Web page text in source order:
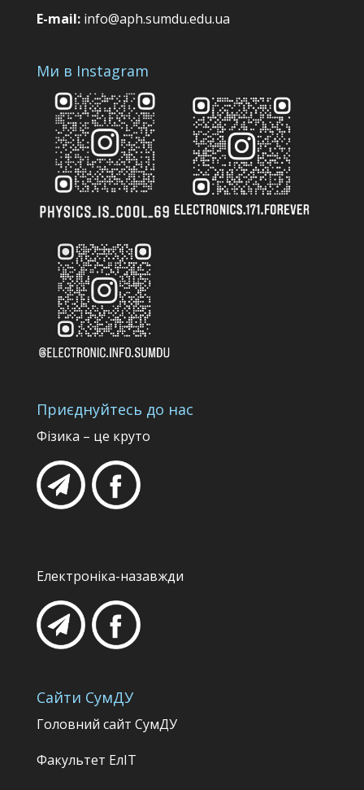
E-mail:info@aph.sumdu.edu.ua
Ми в Instagram
Приєднуйтесь до нас
Фізика – це круто
Електроніка-назавжди
Сайти СумДУ
Головний сайт СумДУ
Факультет ЕлІТ